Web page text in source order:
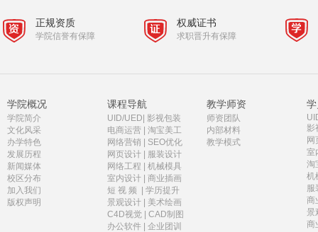
正规资质
学院信誉有保障
权威证书
求职晋升有保障
学院概况
学院简介
文化风采
办学特色
发展历程
新闻媒体
校区分布
加入我们
版权声明
课程导航
UID/UED 影视包装
电商运营| 淘宝美工
网络营销
SEO优化
网页设计|
服装设计
网络工程
机械模具
室内设计| 商业插画
短 视 频
学历提升
景观设计|
美术绘画
C4D视觉| CAD制图
办公软件| 企业团训
教学师资
师资团队
内部材料
教学模式
影
网
室
淘
机
服
商
景
商